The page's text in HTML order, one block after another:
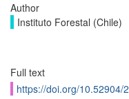
Author
Instituto Forestal (Chile)
Full text
https://doi.org/10.52904/